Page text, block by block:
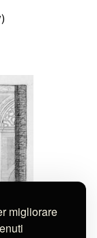
migliorare